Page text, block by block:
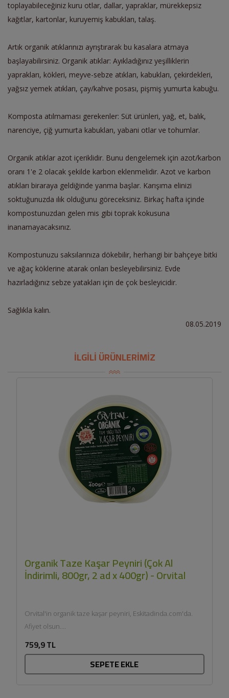
toplayabileceğiniz kuru otlar, dallar, yapraklar, mürekkepsiz
kağıtlar, kartonlar, kuruyemiş kabukları, talaş.
Artık organik atıklarınızı ayrıştırarak bu kasalara atmaya
başlayabilirsiniz. Organik atıklar: Ayıkladığınız yeşilliklerin
yaprakları, kökleri, meyve-sebze atıkları, kabukları, çekirdekleri,
yağsız yemek atıkları, çay/kahve posası, pişmiş yumurta kabuğu.
Komposta atılmaması gerekenler: Süt ürünleri, yağ, et, balık,
narenciye, çiğ yumurta kabukları, yabani otlar ve tohumlar.
Organik atıklar azot içeriklidir. Bunu dengelemek için azot/karbon
oranı 1'e 2 olacak şekilde karbon eklenmelidir. Azot ve karbon
atıkları biraraya geldiğinde yanma başlar. Karışıma elinizi
soktuğunuzda ılık olduğunu göreceksiniz. Birkaç hafta içinde
kompostunuzdan gelen mis gibi toprak kokusuna
inanamayacaksınız.
Kompostunuzu saksılarınıza dökebilir, herhangi bir bahçeye bitki
ve ağaç köklerine atarak onları besleyebilirsiniz. Evde
hazırladığınız sebze yatakları için de çok besleyicidir.
Sağlıkla kalın.
08.05.2019
İLGİLİ ÜRÜNLERİMİZ
Organik Taze Kaşar Peyniri (Çok Al
İndirimli, 800gr, 2 ad x 400gr) - Orvital
Orvital'in organik taze kaşar peyniri, Eskitadinda.com'da.
Afiyet olsun....
759,9 TL
SEPETE EKLE